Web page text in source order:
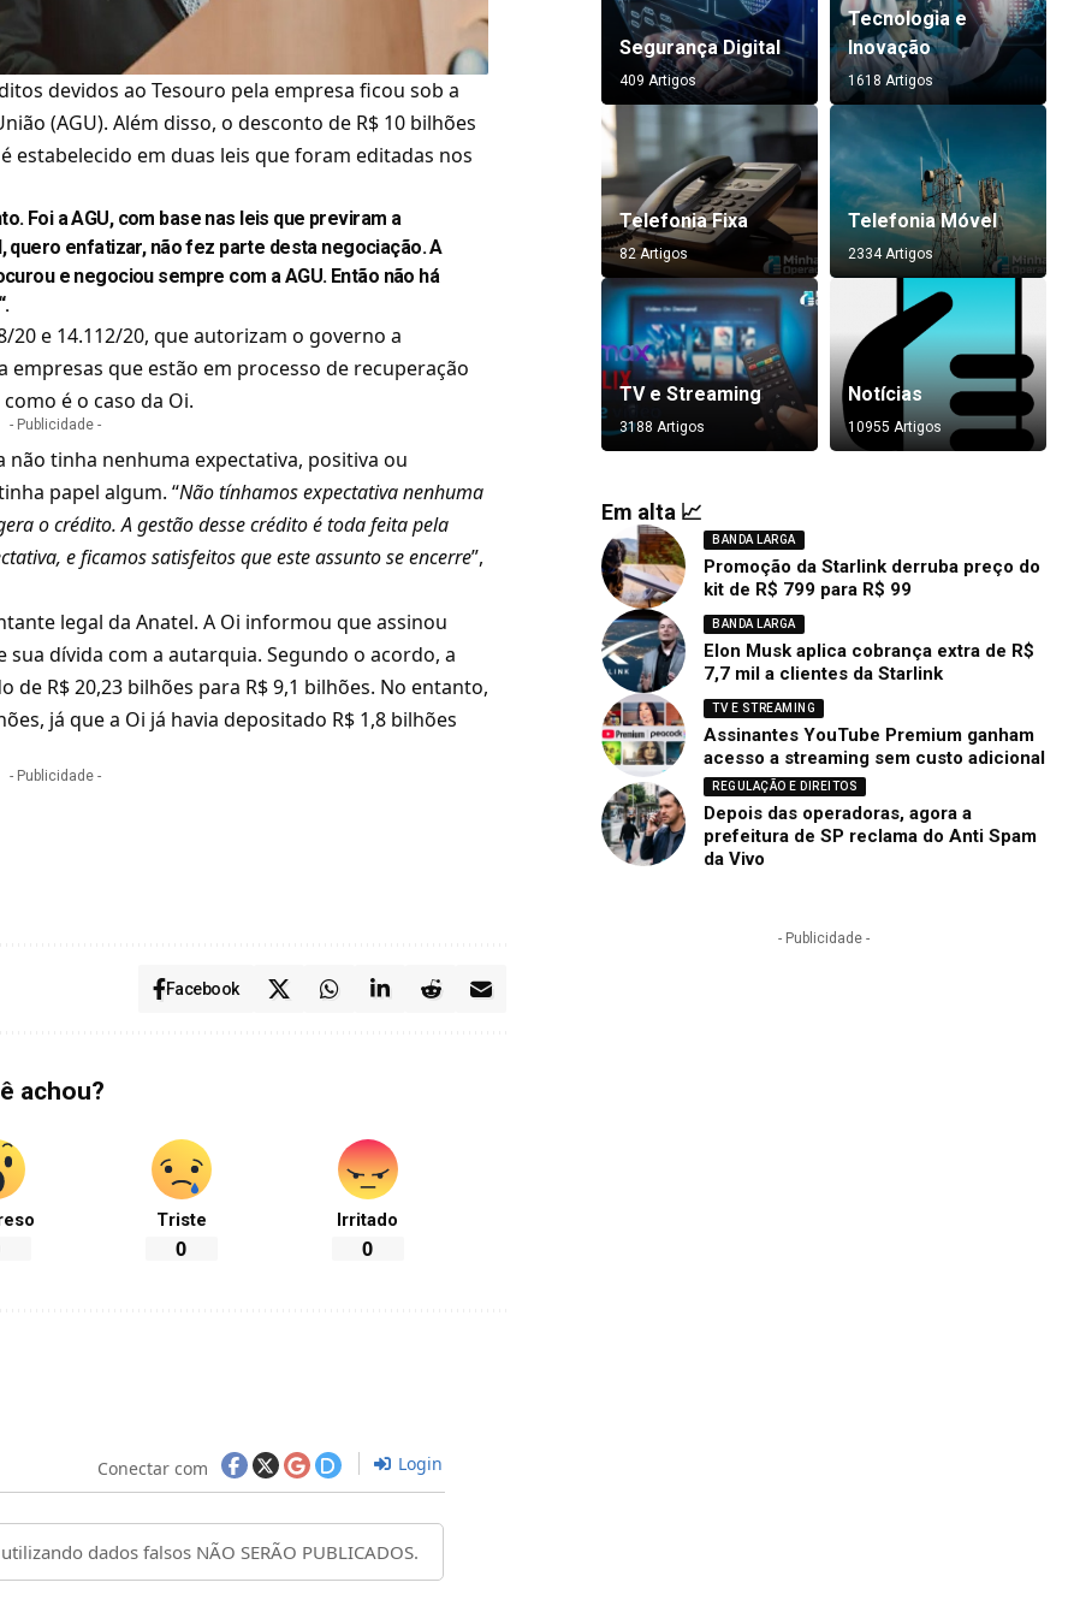
devidos ao Tesouro pela empresa ficou sob a
(AGU). Além disso, o desconto de R$ 10 bilhões
estabelecido em duas leis que foram editadas nos
Foi a AGU, com base nas leis que previram a
quero enfatizar, não fez parte desta negociação. A
e negociou sempre com a AGU. Então não há
e 14.112/20, que autorizam o governo a
empresas que estão em processo de recuperação
é o caso da Oi.
- Publicidade -
tinha nenhuma expectativa, positiva ou
papel algum. “Não tínhamos expectativa nenhuma
o crédito. A gestão desse crédito é toda feita pela
e ficamos satisfeitos que este assunto se encerre”,
legal da Anatel. A Oi informou que assinou
sua dívida com a autarquia. Segundo o acordo, a
de R$ 20,23 bilhões para R$ 9,1 bilhões. No entanto,
já que a Oi já havia depositado R$ 1,8 bilhões
- Publicidade -
Facebook
achou?
Triste
0
Irritado
0
Conectar com Login
Segurança Digital
409 Artigos
Tecnologia e
Inovação
1618 Artigos
Telefonia Fixa
82 Artigos
Telefonia Móvel
2334 Artigos
TV e Streaming
3188 Artigos
Notícias
10955 Artigos
Em alta 📈
BANDA LARGA
Promoção da Starlink derruba preço do
kit de R$ 799 para R$ 99
BANDA LARGA
Elon Musk aplica cobrança extra de R$
7,7 mil a clientes da Starlink
TV E STREAMING
Assinantes YouTube Premium ganham
acesso a streaming sem custo adicional
REGULAÇÃO E DIREITOS
Depois das operadoras, agora a
prefeitura de SP reclama do Anti Spam
da Vivo
- Publicidade -